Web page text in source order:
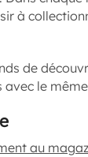
à
de
avec le
au